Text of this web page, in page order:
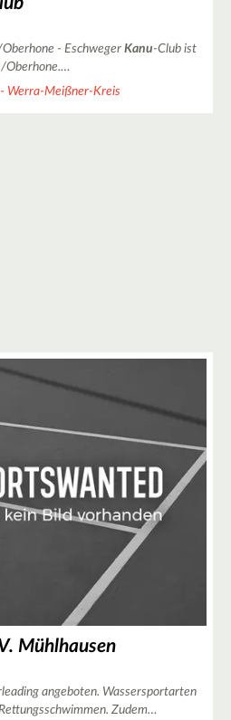
- Eschweger Kanu-Club ist
Oberhone.…
Werra-Meißner-Kreis
Mühlhausen
angeboten. Wassersportarten
Zudem…
2